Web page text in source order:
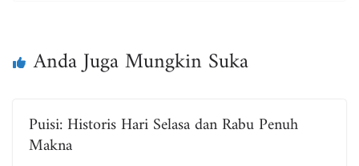
pp
Anda Juga Mungkin Suka
Puisi: Historis Hari Selasa dan Rabu Penuh
Makna